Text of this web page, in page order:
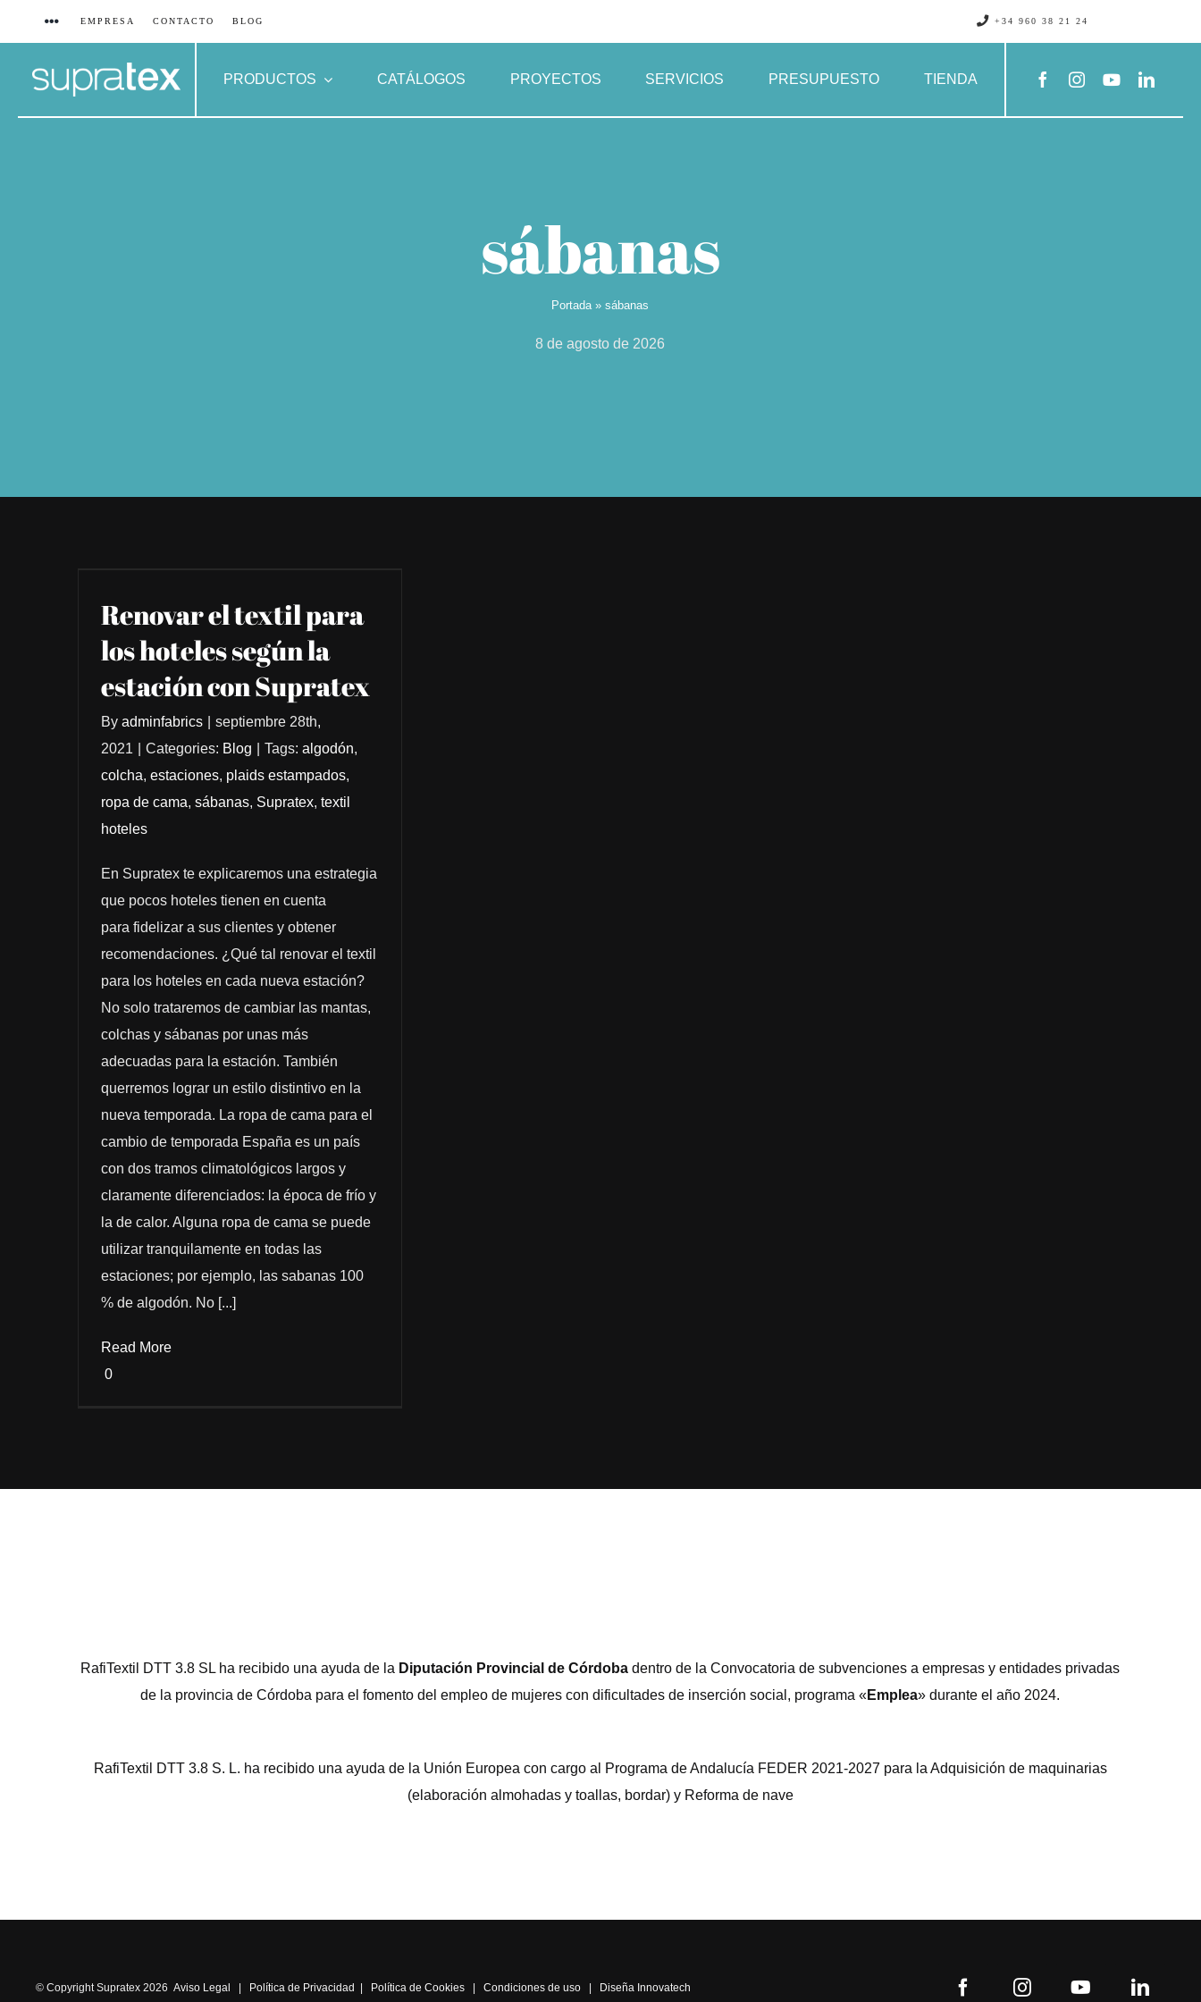
contenido
EMPRESA CONTACTO BLOG +34 960 38 21 24
PRODUCTOS CATÁLOGOS PROYECTOS SERVICIOS PRESUPUESTO TIENDA
sábanas
Portada »sábanas
8 de agosto de 2026
Renovar el textil para
los hoteles según la
estación con Supratex
By adminfabrics
septiembre 28th,
2021
Categories: Blog Tags: algodón,
colcha, estaciones, plaids estampados,
ropa de cama, sábanas, Supratex, textil
hoteles
En Supratex te explicaremos una estrategia
que pocos hoteles tienen en cuenta
para fidelizar a sus clientes y obtener
recomendaciones. ¿Qué tal renovar el textil
para los hoteles en cada nueva estación?
No solo trataremos de cambiar las mantas,
colchas y sábanas por unas más
adecuadas para la estación. También
querremos lograr un estilo distintivo en la
nueva temporada. La ropa de cama para el
cambio de temporada España es un país
con dos tramos climatológicos largos y
claramente diferenciados: la época de frío y
la de calor. Alguna ropa de cama se puede
utilizar tranquilamente en todas las
estaciones; por ejemplo, las sabanas 100
% de algodón. No [...]
Read More
0
RafiTextil DTT 3.8 SL ha recibido una ayuda de la Diputación Provincial de Córdoba dentro de la Convocatoria de subvenciones a empresas y entidades privadas
de la provincia de Córdoba para el fomento del empleo de mujeres con dificultades de inserción social, programa «Emplea» durante el año 2024.
RafiTextil DTT 3.8 S. L. ha recibido una ayuda de la Unión Europea con cargo al Programa de Andalucía FEDER 2021-2027 para la Adquisición de maquinarias
(elaboración almohadas y toallas, bordar) y Reforma de nave
© Copyright Supratex 2026Aviso Legal | Política de Privacidad | Política de Cookies |Condiciones de uso | Diseña Innovatech